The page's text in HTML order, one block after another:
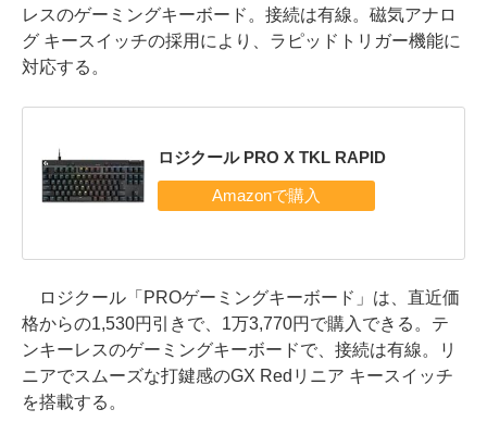
レスのゲーミングキーボード。接続は有線。磁気アナロ
グ キースイッチの採用により、ラピッドトリガー機能に
対応する。
ロジクール PRO X TKL RAPID
ロジクール「PROゲーミングキーボード」は、直近価
格からの1,530円引きで、1万3,770円で購入できる。テ
ンキーレスのゲーミングキーボードで、接続は有線。リ
ニアでスムーズな打鍵感のGX Redリニア キースイッチ
を搭載する。